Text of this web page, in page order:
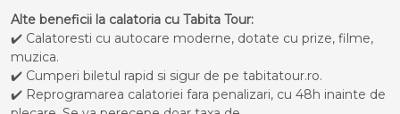
Alte beneficii la calatoria cu Tabita Tour:
✔️ Calatoresti cu autocare moderne, dotate cu prize, filme,
muzica.
✔️ Cumperi biletul rapid si sigur de pe tabitatour.ro.
✔️ Reprogramarea calatoriei fara penalizari, cu 48h inainte de